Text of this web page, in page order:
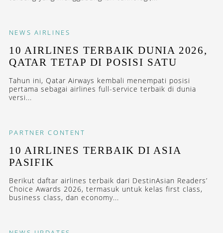
NEWS AIRLINES
10 AIRLINES TERBAIK DUNIA 2026,
QATAR TETAP DI POSISI SATU
Tahun ini, Qatar Airways kembali menempati posisi
pertama sebagai airlines full-service terbaik di dunia
versi...
PARTNER CONTENT
10 AIRLINES TERBAIK DI ASIA
PASIFIK
Berikut daftar airlines terbaik dari DestinAsian Readers’
Choice Awards 2026, termasuk untuk kelas first class,
business class, dan economy...